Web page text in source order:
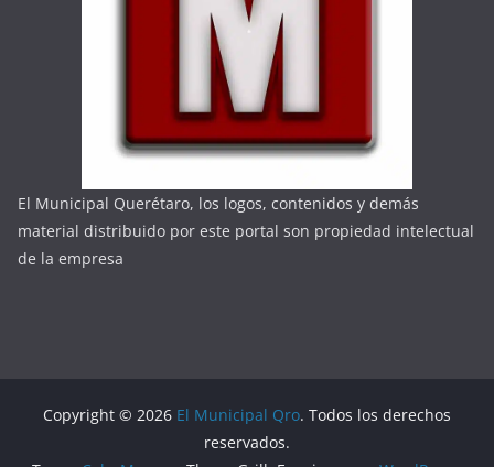
El Municipal Querétaro, los logos, contenidos y demás
material distribuido por este portal son propiedad intelectual
de la empresa
Copyright © 2026 El Municipal Qro. Todos los derechos
reservados.